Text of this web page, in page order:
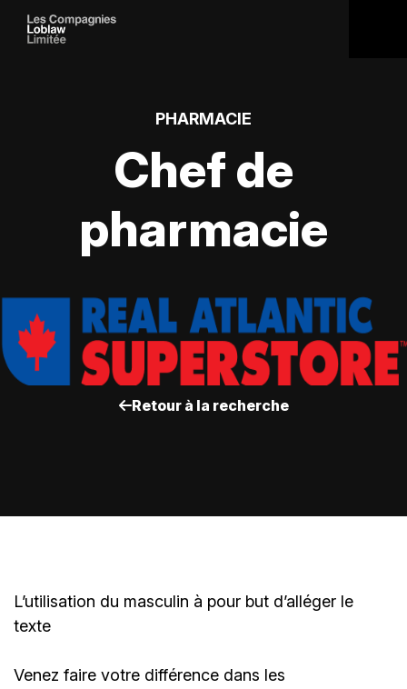
PHARMACIE
Chef de
pharmacie
Retour à la recherche
L’utilisation du masculin à pour but d’alléger le
texte
Venez faire votre différence dans les